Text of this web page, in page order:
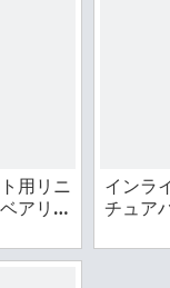
用リニ
アリン
インラ
チュア